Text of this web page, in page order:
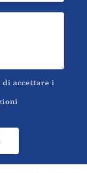
accettare i